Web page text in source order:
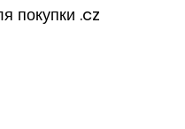
покупки .cz